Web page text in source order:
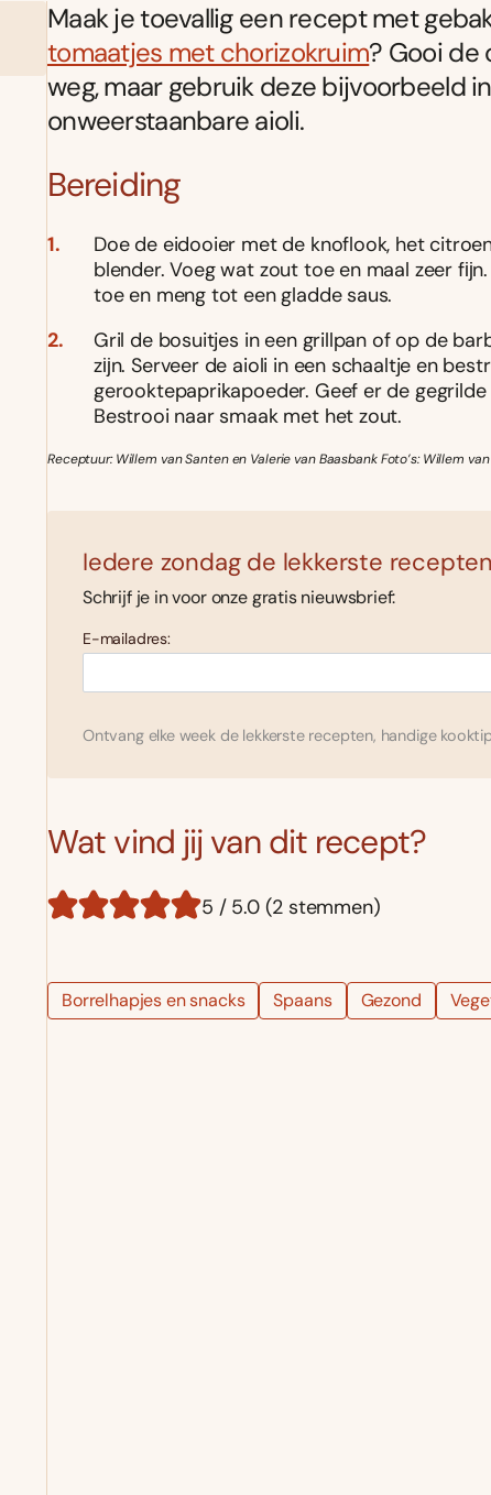
Maak je toevallig een recept met
tomaatjes met chorizokruim? Gooi de
weg, maar gebruik deze bijvoorbeeld
onweerstaanbare aioli.
Bereiding
Doe de eidooier met de knoflook, het
blender. Voeg wat zout toe en maal zeer
toe en meng tot een gladde saus.
Gril de bosuitjes in een grillpan of op de
zĳn. Serveer de aioli in een schaaltje en
gerooktepaprikapoeder. Geef er de
Bestrooi naar smaak met het zout.
Receptuur: Willem van Santen en Valerie van Baasbank Foto’s: Willem
Iedere zondag de lekkerste
Schrijf je in voor onze gratis nieuwsbrief:
E-mailadres:
Ontvang elke week de lekkerste recepten, handige
Wat vind jij van dit recept?
5 / 5.0 (2 stemmen)
Borrelhapjes en snacks Spaans Gezond